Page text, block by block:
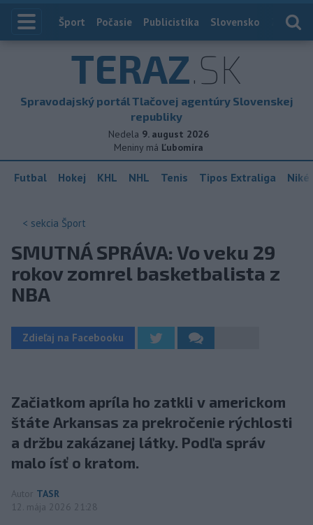
Index
Šport Počasie Publicistika Slovensko
TERAZ.SK
Spravodajský portál Tlačovej agentúry Slovenskej
republiky
Nedela 9. august 2026
Meniny má Ľubomíra
Futbal Hokej KHL NHL Tenis Tipos Extraliga
< sekcia Šport
SMUTNÁ SPRÁVA: Vo veku 29
rokov zomrel basketbalista z
NBA
Zdieľaj na Facebooku
Začiatkom apríla ho zatkli v americkom
štáte Arkansas za prekročenie rýchlosti
a držbu zakázanej látky. Podľa správ
malo ísť o kratom.
Autor TASR
12. mája 2026 21:28